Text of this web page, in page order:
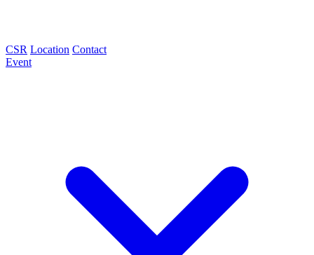
CSR Location Contact
Event